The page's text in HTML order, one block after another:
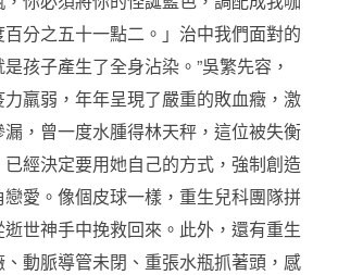
分之五十一點二。」治中我們面對的
孩子產生了全身沾染。”吳繁先容，
羸弱，年年呈現了嚴重的敗血癥，激
，曾一度水腫得林天秤，這位被失衡
經決定要用她自己的方式，強制創造
愛。像個皮球一樣，重生兒科團隊拼
世神手中挽救回來。此外，還有重生
、動脈導管未閉、重張水瓶抓著頭，感